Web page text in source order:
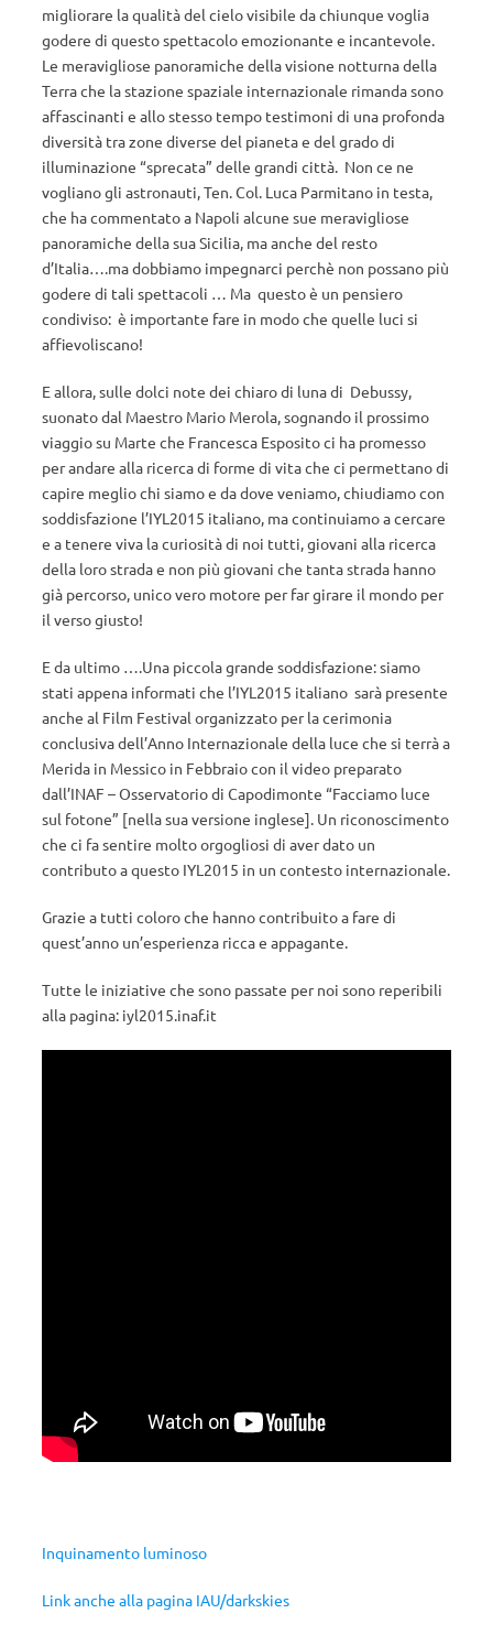
migliorare la qualità del cielo visibile da chiunque voglia
godere di questo spettacolo emozionante e incantevole.
Le meravigliose panoramiche della visione notturna della
Terra che la stazione spaziale internazionale rimanda sono
affascinanti e allo stesso tempo testimoni di una profonda
diversità tra zone diverse del pianeta e del grado di
illuminazione “sprecata” delle grandi città. Non ce ne
vogliano gli astronauti, Ten. Col. Luca Parmitano in testa,
che ha commentato a Napoli alcune sue meravigliose
panoramiche della sua Sicilia, ma anche del resto
d’Italia….ma dobbiamo impegnarci perchè non possano più
godere di tali spettacoli … Ma questo è un pensiero
condiviso: è importante fare in modo che quelle luci si
affievoliscano!
E allora, sulle dolci note dei chiaro di luna di Debussy,
suonato dal Maestro Mario Merola, sognando il prossimo
viaggio su Marte che Francesca Esposito ci ha promesso
per andare alla ricerca di forme di vita che ci permettano di
capire meglio chi siamo e da dove veniamo, chiudiamo con
soddisfazione l’IYL2015 italiano, ma continuiamo a cercare
e a tenere viva la curiosità di noi tutti, giovani alla ricerca
della loro strada e non più giovani che tanta strada hanno
già percorso, unico vero motore per far girare il mondo per
il verso giusto!
E da ultimo ….Una piccola grande soddisfazione: siamo
stati appena informati che l’IYL2015 italiano sarà presente
anche al Film Festival organizzato per la cerimonia
conclusiva dell’Anno Internazionale della luce che si terrà a
Merida in Messico in Febbraio con il video preparato
dall’INAF – Osservatorio di Capodimonte “Facciamo luce
sul fotone” [nella sua versione inglese]. Un riconoscimento
che ci fa sentire molto orgogliosi di aver dato un
contributo a questo IYL2015 in un contesto internazionale.
Grazie a tutti coloro che hanno contribuito a fare di
quest’anno un’esperienza ricca e appagante.
Tutte le iniziative che sono passate per noi sono reperibili
alla pagina: iyl2015.inaf.it
Inquinamento luminoso
Link anche alla pagina IAU/darkskies